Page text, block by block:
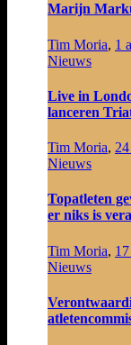
Marijn
Tim Moria, 1
Nieuws
Live in
lanceren
Tim Moria,
Nieuws
Topatleten
er niks is
Tim Moria,
Nieuws